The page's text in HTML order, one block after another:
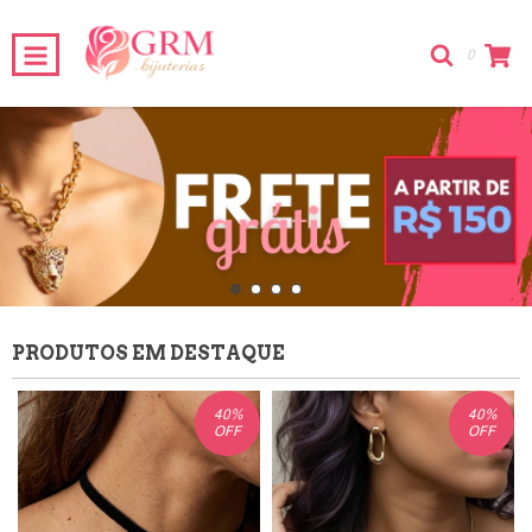
0
PRODUTOS EM DESTAQUE
40%
OFF
40%
OFF